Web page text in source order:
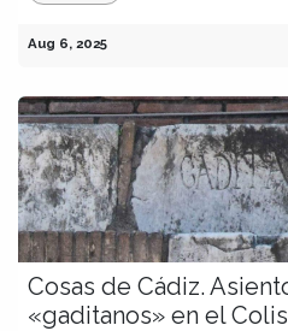
Aug 6, 2025
Cosas de Cádiz.
«gaditanos» en el